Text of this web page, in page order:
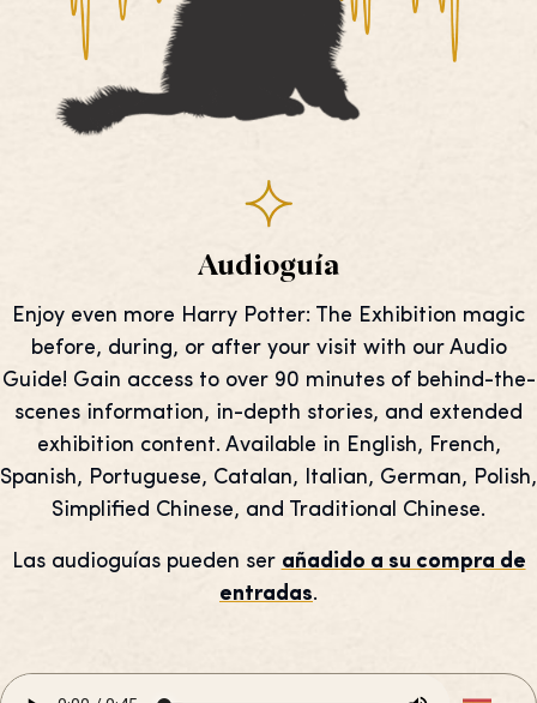
Audioguía
Enjoy even more Harry Potter: The Exhibition magic
before, during, or after your visit with our Audio
Guide! Gain access to over 90 minutes of behind-the-
scenes information, in-depth stories, and extended
exhibition content. Available in English, French,
Spanish, Portuguese, Catalan, Italian, German, Polish,
Simplified Chinese, and Traditional Chinese.
Las audioguías pueden ser añadido a su compra de
entradas.